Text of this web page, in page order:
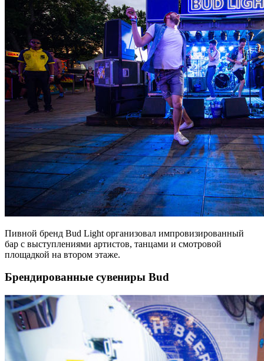
Пивной бренд Bud Light организовал импровизированный
бар с выступлениями артистов, танцами и смотровой
площадкой на втором этаже.
Брендированные сувениры Bud